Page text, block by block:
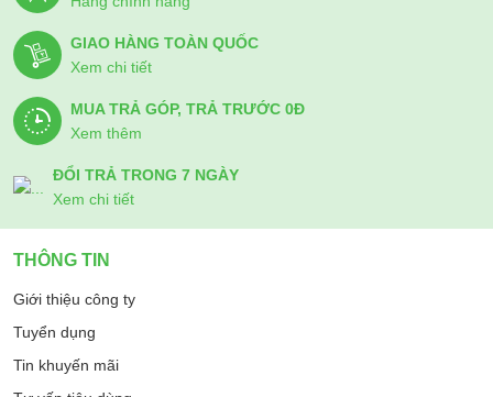
GIAO HÀNG TOÀN QUỐC
Xem chi tiết
MUA TRẢ GÓP, TRẢ TRƯỚC 0Đ
Xem thêm
ĐỔI TRẢ TRONG 7 NGÀY
Xem chi tiết
THÔNG TIN
Giới thiệu công ty
Tuyển dụng
Tin khuyến mãi